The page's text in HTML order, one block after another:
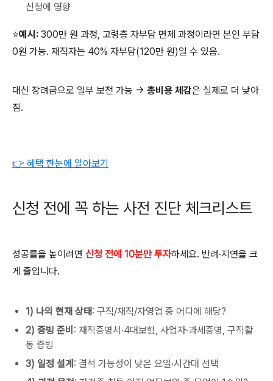
신청에 영향
⭐예시: 300만 원 과정, 고령층 자부담 면제 과정이라면 본인 부담
0원 가능. 재직자는 40% 자부담(120만 원)일 수 있음.
대신 장려금으로 일부 보전 가능 → 총비용 체감은 실제로 더 낮아
짐.
👉 혜택 한눈에 알아보기
신청 전에 꼭 하는 사전 진단 체크리스트
성공률을 높이려면 신청 전에 10분만 투자하세요. 반려·지연을 크
게 줄입니다.
1) 나의 현재 상태: 구직/재직/자영업 중 어디에 해당?
2) 증빙 준비 : 재직증명서·4대보험, 사업자·과세증명, 구직활
동 증빙
3) 일정 설계 : 결석 가능성이 낮은 요일·시간대 선택